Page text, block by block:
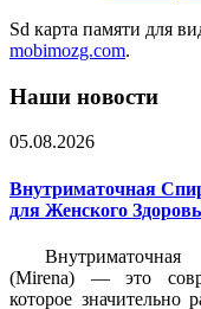
Sd карта памяти для
mobimozg.com.
Наши новости
05.08.2026
Внутриматочная
для Женского
(Mirena) — это
которое значительно